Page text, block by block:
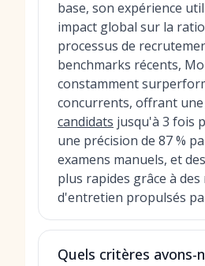
base, son expérience
impact global sur la
processus de
benchmarks récents,
constamment
concurrents, offrant une
candidats jusqu'à 3 fois
une précision de 87 %
examens manuels, et
plus rapides grâce à des
d'entretien propulsés
Quels critères avons-